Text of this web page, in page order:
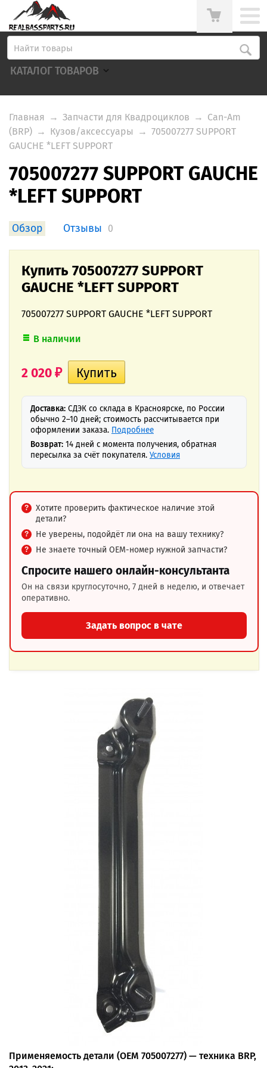
КАТАЛОГ ТОВАРОВ
Главная → Запчасти для Квадроциклов → Can-Am
(BRP) → Кузов/аксессуары → 705007277 SUPPORT
GAUCHE *LEFT SUPPORT
705007277 SUPPORT GAUCHE
*LEFT SUPPORT
Обзор Отзывы 0
Купить 705007277 SUPPORT
GAUCHE *LEFT SUPPORT
705007277 SUPPORT GAUCHE *LEFT SUPPORT
В наличии
2 020 ₽
Доставка: СДЭК со склада в Красноярске, по России
обычно 2–10 дней; стоимость рассчитывается при
оформлении заказа. Подробнее
Возврат: 14 дней с момента получения, обратная
пересылка за счёт покупателя. Условия
Хотите проверить фактическое наличие этой
детали?
Не уверены, подойдёт ли она на вашу технику?
Не знаете точный OEM-номер нужной запчасти?
Спросите нашего онлайн-консультанта
Он на связи круглосуточно, 7 дней в неделю, и отвечает
оперативно.
Задать вопрос в чате
Применяемость детали (OEM 705007277) — техника BRP,